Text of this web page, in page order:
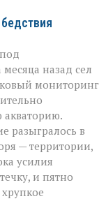
назад сел
мониторинг
акваторию.
разыгралось в
— территории,
усилия
и пятно